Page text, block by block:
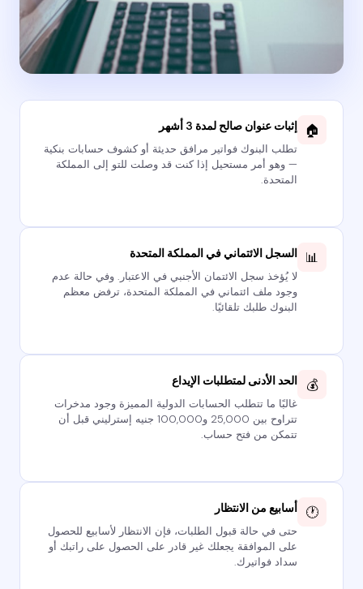
🏠 إثبات عنوان صالح لمدة 3 أشهر
تطلب البنوك فواتير مرافق حديثة أو كشوف حسابات بنكية
— وهو أمر مستحيل إذا كنت قد وصلت للتو إلى المملكة
المتحدة.
📊 السجل الائتماني في المملكة المتحدة
لا يُؤخذ سجل الائتمان الأجنبي في الاعتبار. وفي حالة عدم
وجود ملف ائتماني في المملكة المتحدة، ترفض معظم
البنوك طلبك تلقائيًا.
💰 الحد الأدنى لمتطلبات الإيداع
غالبًا ما تتطلب الحسابات الدولية المميزة وجود مدخرات
تتراوح بين 25,000 و100,000 جنيه إسترليني قبل أن
تتمكن من فتح حساب.
🕐 أسابيع من الانتظار
حتى في حالة قبول الطلبات، فإن الانتظار لأسابيع للحصول
على الموافقة يجعلك غير قادر على الحصول على راتبك أو
سداد فواتيرك.